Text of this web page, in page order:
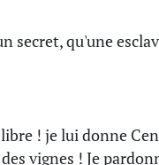
secret, qu'une
! je lui donne
vignes ! Je